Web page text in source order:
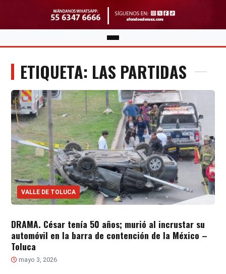
ETIQUETA: LAS PARTIDAS
VALLE DE TOLUCA
DRAMA. César tenía 50 años; murió al incrustar su
automóvil en la barra de contención de la México –
Toluca
mayo 3, 2026